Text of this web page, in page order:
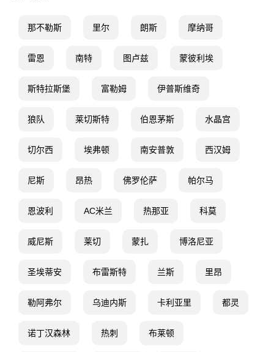
那不勒斯 里尔 朗斯 摩纳哥
雷恩 南特 图卢兹 蒙彼利埃
斯特拉斯堡 富勒姆 伊普斯维奇
狼队 莱切斯特 伯恩茅斯 水晶宫
切尔西 埃弗顿 南安普敦 西汉姆
尼斯 昂热 佛罗伦萨 帕尔马
恩波利 AC米兰 热那亚 科莫
威尼斯 莱切 蒙扎 博洛尼亚
圣埃蒂安 布雷斯特 兰斯 里昂
勒阿弗尔 乌迪内斯 卡利亚里 都灵
诺丁汉森林 热刺 布莱顿